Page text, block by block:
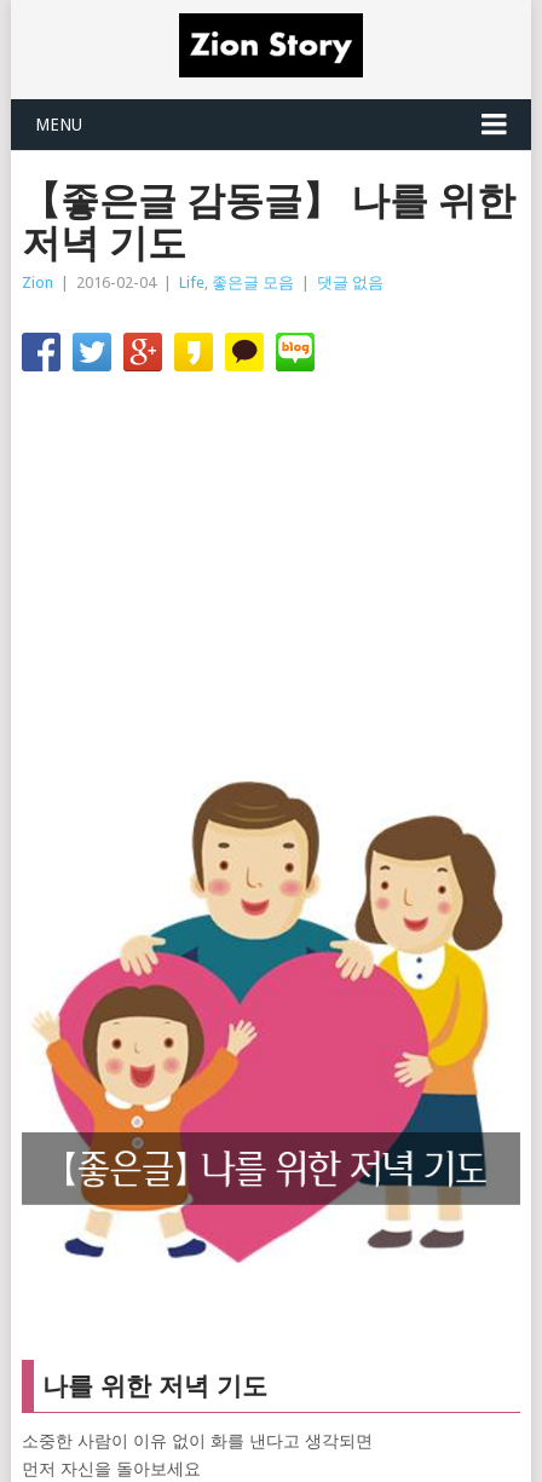
MENU
【좋은글 감동글】 나를 위한
저녁 기도
Zion 2016-02-04 Life, 좋은글 모음 댓글 없음
나를 위한 저녁 기도
소중한 사람이 이유 없이 화를 낸다고 생각되면
먼저 자신을 돌아보세요